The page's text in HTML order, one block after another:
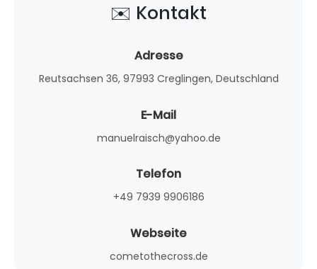
✉️ Kontakt
Adresse
Reutsachsen 36, 97993 Creglingen, Deutschland
E-Mail
manuelraisch@yahoo.de
Telefon
+49 7939 9906186
Webseite
cometothecross.de